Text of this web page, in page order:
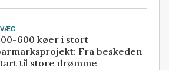
600 køer i stort
Fra beskeden
til store drømme